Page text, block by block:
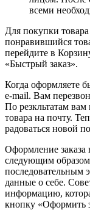
всеми
Для покупки
понравившийся
перейдите в
«Быстрый заказ».
Когда оформляете
e-mail. Вам
По резкльтатам
товара на почту.
радоваться новой
Оформление заказа
следующим
последовательным
данные о себе.
информацию,
кнопку «Оформить